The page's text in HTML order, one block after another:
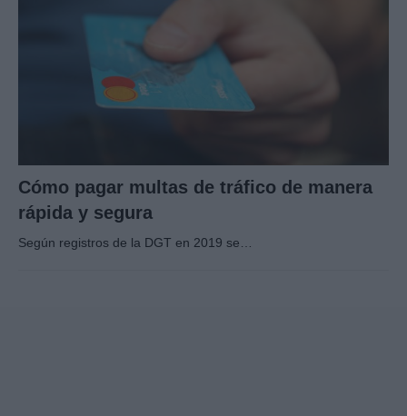
Cómo pagar multas de tráfico de manera
rápida y segura
Según registros de la DGT en 2019 se…